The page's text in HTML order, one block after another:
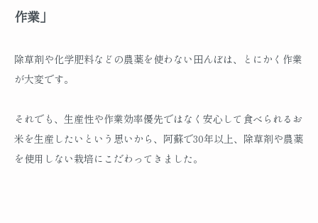
作業」
除草剤や化学肥料などの農薬を使わない田んぼは、とにかく作業
が大変です。
それでも、生産性や作業効率優先ではなく安心して食べられるお
米を生産したいという思いから、阿蘇で30年以上、除草剤や農薬
を使用しない栽培にこだわってきました。